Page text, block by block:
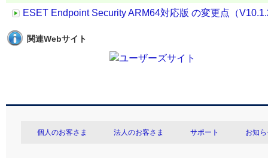
ESET Endpoint Security ARM64対応版 の変更点（
関連Webサイト
個人のお客さま 法人のお客さま サポート お知